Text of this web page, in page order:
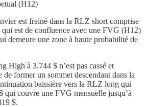
(H12)
est freiné dans la RLZ short comprise
est de confluence avec une FVG (H12)
demeure une zone à haute probabilité de
High à 3.744 $ n’est pas cassé et
former un sommet descendant dans la
baissière vers la RLZ long qui
qui couvre une FVG mensuelle jusqu’à
$.